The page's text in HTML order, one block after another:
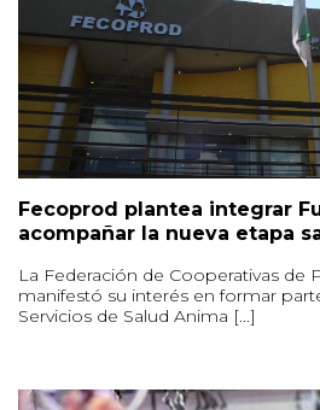
Fecoprod plantea integrar
acompañar la nueva etapa
La Federación de Cooperativas de
manifestó su interés en formar
Servicios de Salud Anima [...]